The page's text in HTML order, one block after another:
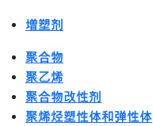
增塑剂
聚合物
聚乙烯
聚合物改性剂
聚烯烃塑性体和弹性体